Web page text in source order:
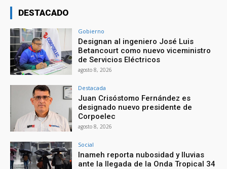
DESTACADO
Gobierno
Designan al ingeniero José Luis
Betancourt como nuevo viceministro
de Servicios Eléctricos
agosto 8, 2026
Destacada
Juan Crisóstomo Fernández es
designado nuevo presidente de
Corpoelec
agosto 8, 2026
Social
Inameh reporta nubosidad y lluvias
ante la llegada de la Onda Tropical 34